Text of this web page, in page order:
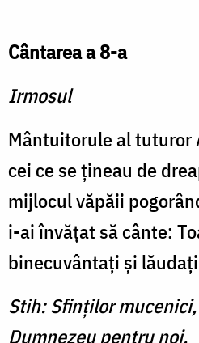
Cântarea a 8-a
Irmosul
Mântuitorule al tuturor
cei ce se ţineau de
mijlocul văpăii
i-ai învăţat să cânte:
binecuvântaţi şi
Stih: Sfinţilor
Dumnezeu pentru noi.